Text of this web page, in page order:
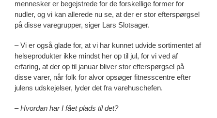
mennesker er begejstrede for de forskellige former for
nudler, og vi kan allerede nu se, at der er stor efterspørgsel
på disse varegrupper, siger Lars Slotsager.
– Vi er også glade for, at vi har kunnet udvide sortimentet af
helseprodukter ikke mindst her op til jul, for vi ved af
erfaring, at der op til januar bliver stor efterspørgsel på
disse varer, når folk for alvor opsøger fitnesscentre efter
julens udskejelser, lyder det fra varehuschefen.
– Hvordan har I fået plads til det?